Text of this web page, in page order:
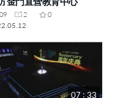
2
0
07 : 33